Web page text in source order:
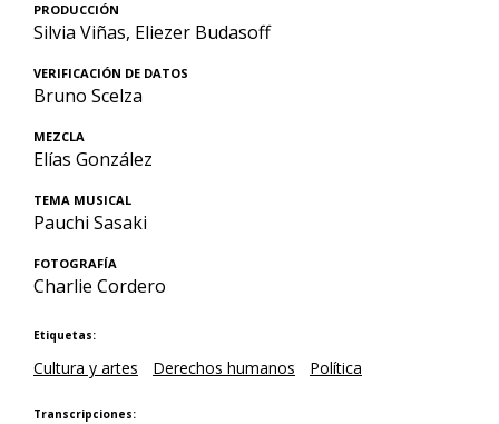
PRODUCCIÓN
Silvia Viñas, Eliezer Budasoff
VERIFICACIÓN DE DATOS
Bruno Scelza
MEZCLA
Elías González
TEMA MUSICAL
Pauchi Sasaki
FOTOGRAFÍA
Charlie Cordero
Etiquetas:
Cultura y artes Derechos humanos Política
Transcripciones: